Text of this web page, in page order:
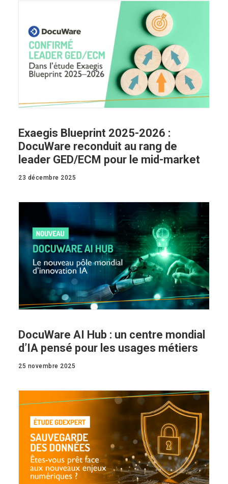
Exaegis Blueprint 2025-2026 :
DocuWare reconduit au rang de
leader GED/ECM pour le mid-market
23 décembre 2025
DocuWare AI Hub : un centre mondial
d’IA pensé pour les usages métiers
25 novembre 2025